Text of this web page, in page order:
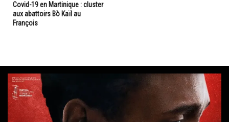
Covid-19 en Martinique : cluster
aux abattoirs Bò Kaïl au
François